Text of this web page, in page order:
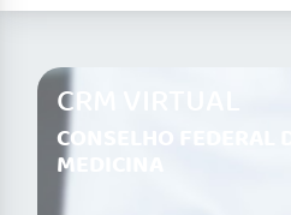
CRM VIRTUAL
CONSELHO FEDERAL DE
MEDICINA